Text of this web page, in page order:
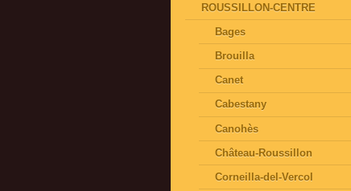
ROUSSILLON-CENTRE
Bages
Brouilla
Canet
Cabestany
Canohès
Château-Roussillon
Corneilla-del-Vercol